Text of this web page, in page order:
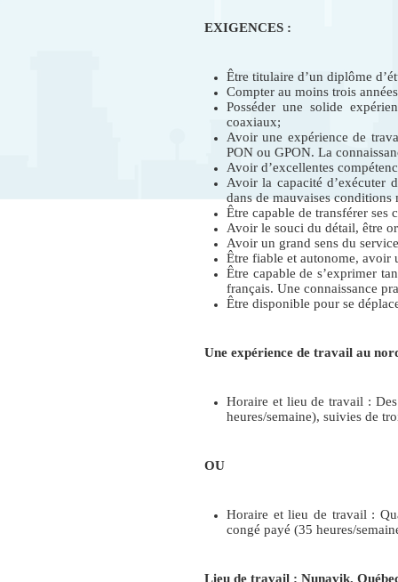
EXIGENCES :
Être titulaire d’un diplôme
Compter au moins trois
Posséder une solide
coaxiaux;
Avoir une expérience de
PON ou GPON. La
Avoir d’excellentes
Avoir la capacité d’exécuter
dans de mauvaises conditions
Être capable de transférer ses
Avoir le souci du détail, être
Avoir un grand sens du
Être fiable et autonome, avoir
Être capable de s’exprimer
français. Une connaissance
Être disponible pour se
Une expérience de travail au
Horaire et lieu de travail :
heures/semaine), suivies de
OU
Horaire et lieu de travail :
congé payé (35 heures/
Lieu de travail : Nunavik,